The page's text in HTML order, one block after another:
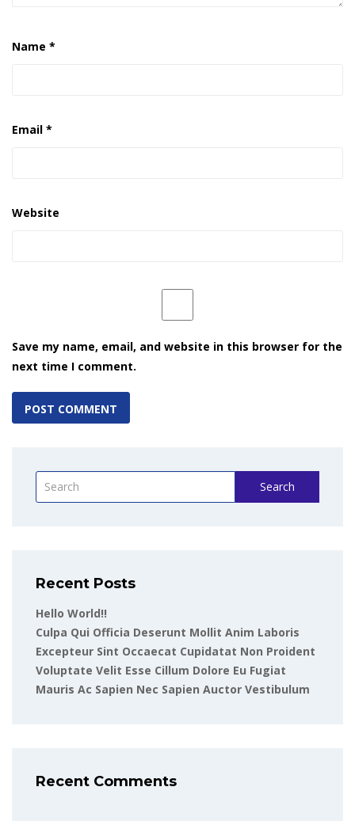
Name *
Email *
Website
Save my name, email, and website in this browser for the
next time I comment.
Search
Recent Posts
Hello World!!
Culpa Qui Officia Deserunt Mollit Anim Laboris
Excepteur Sint Occaecat Cupidatat Non Proident
Voluptate Velit Esse Cillum Dolore Eu Fugiat
Mauris Ac Sapien Nec Sapien Auctor Vestibulum
Recent Comments